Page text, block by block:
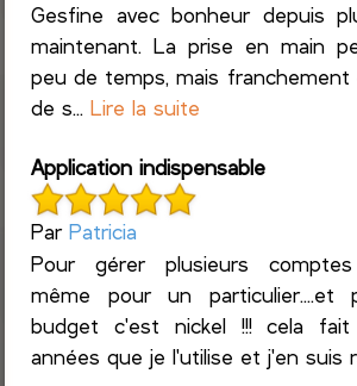
Gesfine avec bonheur depuis
maintenant. La prise en main
peu de temps, mais franchement
de s...Lire la suite
Application indispensable
ParPatricia
Pour gérer plusieurs
même pour un particulier....et
budget c'est nickel !!! cela fait
années que je l'utilise et j'en suis